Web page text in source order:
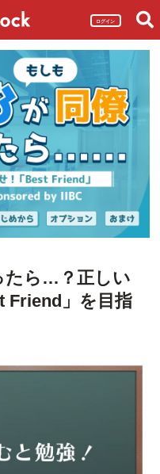
ログイン
たら…？正しい
Friend」を目指